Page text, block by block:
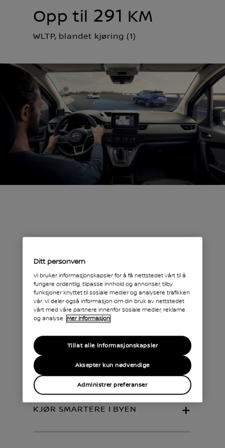
Opp til 291 KM
WLTP, blandet kjøring (1)
Din
bærekraftig
e
forretningsp
artner
HVORFOR KJØRE EN ELBIL?
KJØR SMARTERE I BYEN
Ditt personvern
Vi bruker informasjonskapsler for å få nettstedet vårt til å
fungere ordentlig, tilpasse innhold og annonser, tilby
funksjoner knyttet til sosiale medier og analysere trafikken
vår. Vi deler også informasjon om din bruk av nettstedet
vårt med våre partnere innenfor sosiale medier, reklame
og analyse. Mer informasjon
Administrer preferanser
Aksepter kun nødvendige
Tillat alle informasjonskapsler